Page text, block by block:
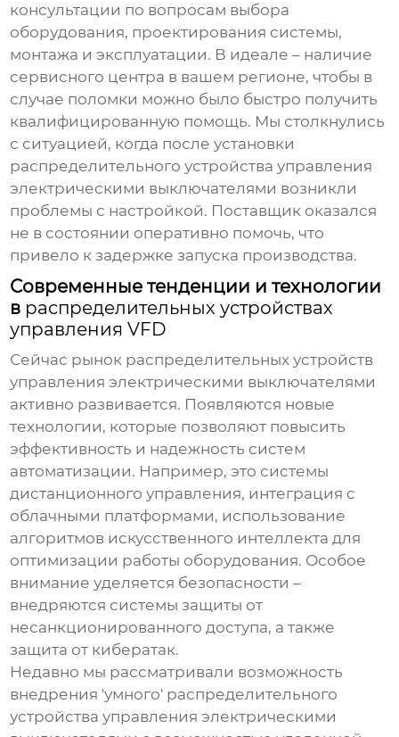
консультации по вопросам выбора
оборудования, проектирования системы,
монтажа и эксплуатации. В идеале – наличие
сервисного центра в вашем регионе, чтобы в
случае поломки можно было быстро получить
квалифицированную помощь. Мы столкнулись
с ситуацией, когда после установки
распределительного устройства управления
электрическими выключателями возникли
проблемы с настройкой. Поставщик оказался
не в состоянии оперативно помочь, что
привело к задержке запуска производства.
Современные тенденции и технологии
в распределительных устройствах
управления VFD
Сейчас рынок распределительных устройств
управления электрическими выключателями
активно развивается. Появляются новые
технологии, которые позволяют повысить
эффективность и надежность систем
автоматизации. Например, это системы
дистанционного управления, интеграция с
облачными платформами, использование
алгоритмов искусственного интеллекта для
оптимизации работы оборудования. Особое
внимание уделяется безопасности –
внедряются системы защиты от
несанкционированного доступа, а также
защита от кибератак.
Недавно мы рассматривали возможность
внедрения 'умного' распределительного
устройства управления электрическими